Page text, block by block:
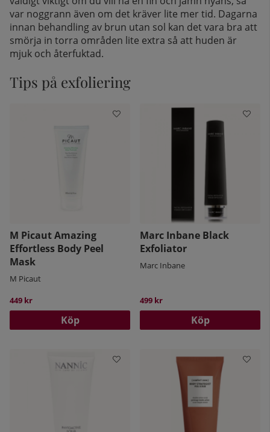
var noggrann även om det kräver lite mer tid. Dagarna
innan behandling av brun utan sol kan det vara bra att
smörja in torra områden lite extra så att huden är
mjuk och återfuktad.
Tips på exfoliering
M Picaut Amazing
Effortless Body Peel
Mask
M Picaut
449 kr
Köp
Marc Inbane Black
Exfoliator
Marc Inbane
499 kr
Köp